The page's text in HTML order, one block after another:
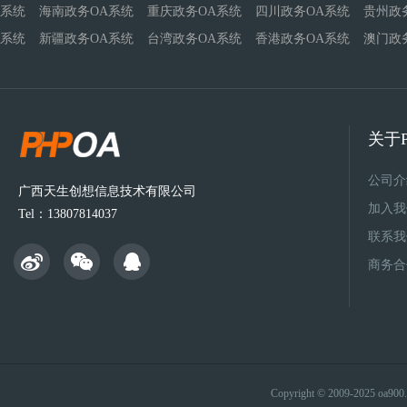
系统 海南政务OA系统 重庆政务OA系统 四川政务OA系统
贵州政
系统
新疆政务OA系统 台湾政务OA系统 香港政务OA系统 澳门政
广西天生创想信息技术有限公司
Tel：13807814037
关于
公司
加入
联系
商务
Copyright © 2009-2025